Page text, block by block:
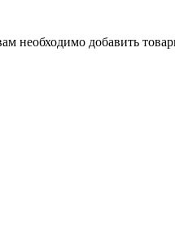
необходимо добавить